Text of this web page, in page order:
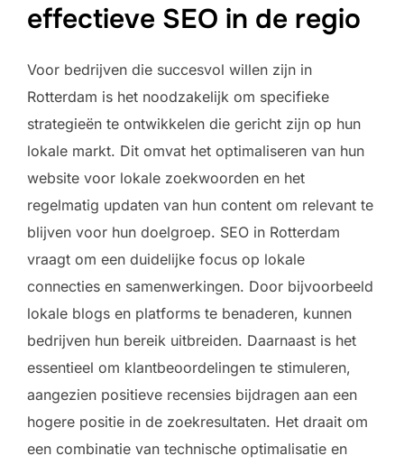
effectieve SEO in de regio
Voor bedrijven die succesvol willen zijn in
Rotterdam is het noodzakelijk om specifieke
strategieën te ontwikkelen die gericht zijn op hun
lokale markt. Dit omvat het optimaliseren van hun
website voor lokale zoekwoorden en het
regelmatig updaten van hun content om relevant te
blijven voor hun doelgroep. SEO in Rotterdam
vraagt om een duidelijke focus op lokale
connecties en samenwerkingen. Door bijvoorbeeld
lokale blogs en platforms te benaderen, kunnen
bedrijven hun bereik uitbreiden. Daarnaast is het
essentieel om klantbeoordelingen te stimuleren,
aangezien positieve recensies bijdragen aan een
hogere positie in de zoekresultaten. Het draait om
een combinatie van technische optimalisatie en